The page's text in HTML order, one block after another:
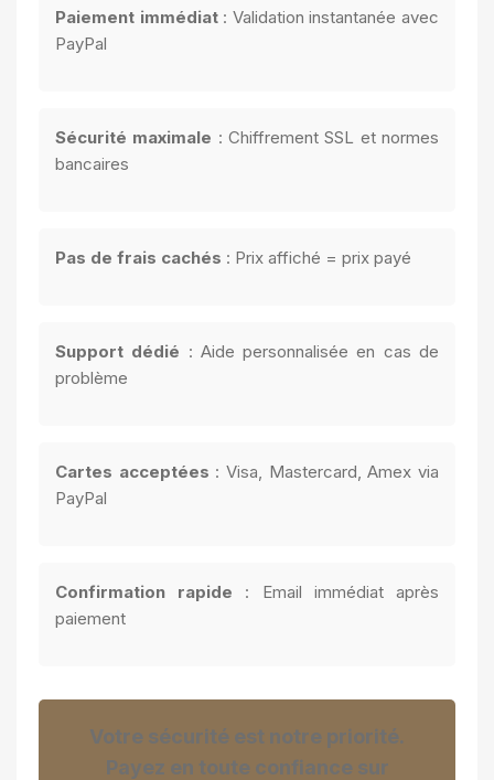
Paiement immédiat: Validation instantanée avec
PayPal
Sécurité maximale : Chiffrement SSL et normes
bancaires
Pas de frais cachés : Prix affiché = prix payé
Support dédié : Aide personnalisée en cas de
problème
Cartes acceptées : Visa, Mastercard, Amex via
PayPal
Confirmation rapide : Email immédiat après
paiement
Votre sécurité est notre priorité.
Payez en toute confiance sur